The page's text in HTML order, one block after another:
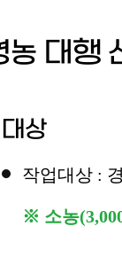
농 대행
대상
작업대상 :
※ 소농